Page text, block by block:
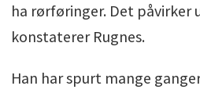
ha rørføringer. Det påvirker
konstaterer Rugnes.
Han har spurt mange